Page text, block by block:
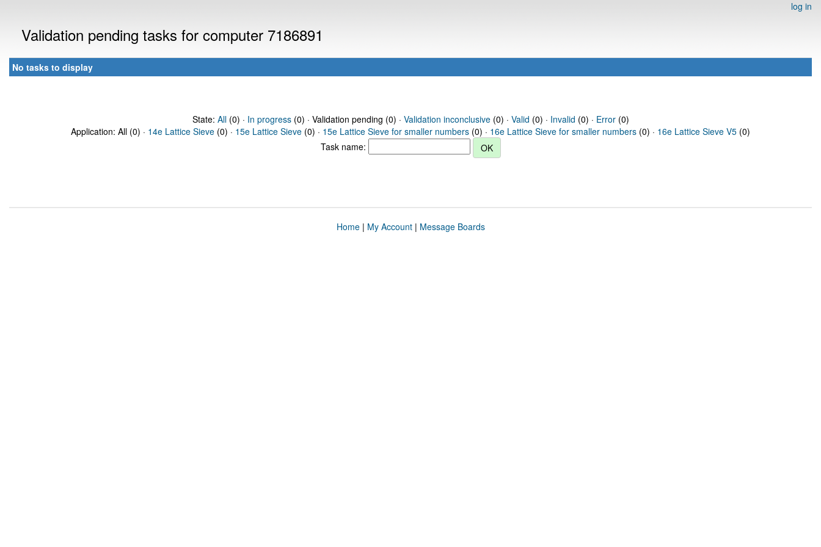
log in
Validation pending tasks for computer 7186891
No tasks to display
State: All(0) · In progress(0) · Validation pending (0) · Validation inconclusive(0) · Valid (0) · Invalid (0) · Error(0)
Application: All (0) · 14e Lattice Sieve (0) · 15e Lattice Sieve (0) · 15e Lattice Sieve for smaller numbers (0) · 16e Lattice Sieve for smaller numbers (0) · 16e Lattice Sieve V5 (0)
Task name:
Home| My Account| Message Boards